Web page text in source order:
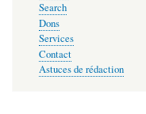
Search
Dons
Services
Contact
Astuces de rédaction